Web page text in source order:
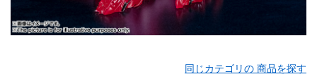
同じカテゴリの 商品を探す